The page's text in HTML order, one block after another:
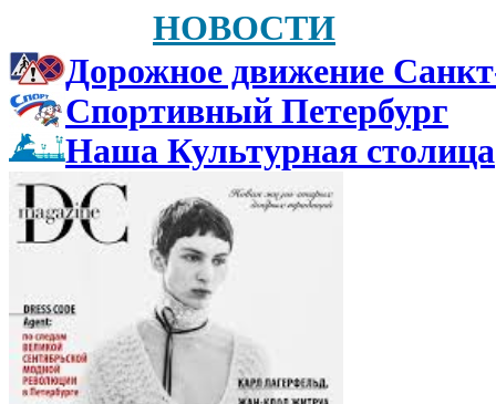
НОВОСТИ
Дорожное движение
Спортивный Петербург
Наша Культурная столица